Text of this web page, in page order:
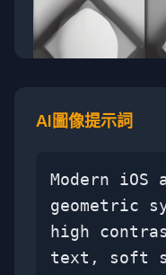
AI圖像提示詞
Modern
geometric
high
text, soft